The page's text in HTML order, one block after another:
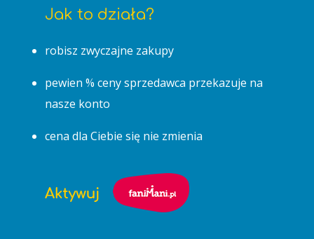
Jak to działa?
robisz zwyczajne zakupy
pewien % ceny sprzedawca przekazuje na
nasze konto
cena dla Ciebie się nie zmienia